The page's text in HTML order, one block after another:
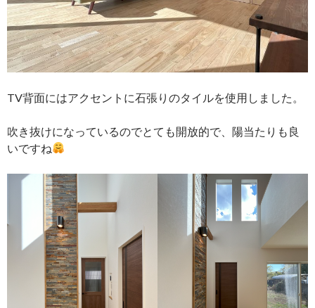
TV背面にはアクセントに石張りのタイルを使用しました。
吹き抜けになっているのでとても開放的で、陽当たりも良
いですね